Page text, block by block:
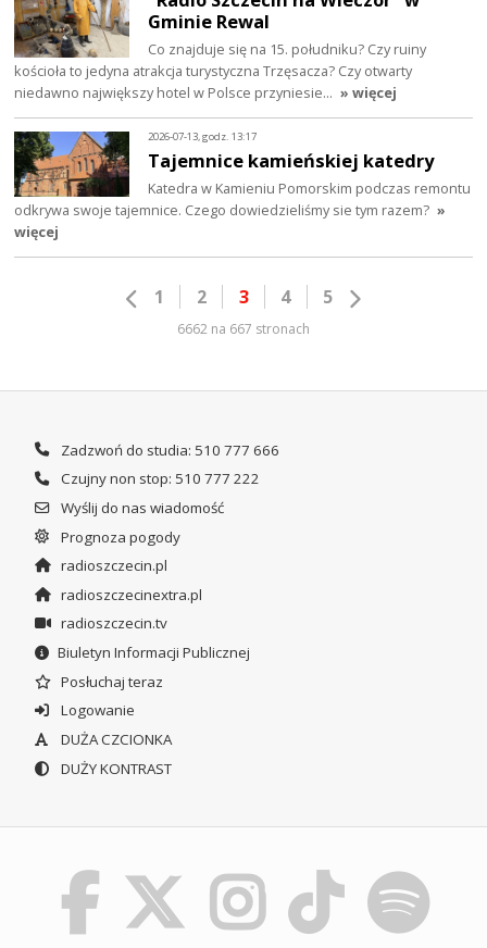
Gminie Rewal
Co znajduje się na 15. południku? Czy ruiny
kościoła to jedyna atrakcja turystyczna Trzęsacza? Czy otwarty
niedawno największy hotel w Polsce przyniesie… » więcej
2026-07-13, godz. 13:17
Tajemnice kamieńskiej katedry
Katedra w Kamieniu Pomorskim podczas remontu
odkrywa swoje tajemnice. Czego dowiedzieliśmy sie tym razem? »
więcej
1 2 3 4 5
6662 na 667 stronach
Zadzwoń do studia: 510 777 666
Czujny non stop: 510 777 222
Wyślij do nas wiadomość
Prognoza pogody
radioszczecin.pl
radioszczecinextra.pl
radioszczecin.tv
Biuletyn Informacji Publicznej
Posłuchaj teraz
Logowanie
DUŻA CZCIONKA
DUŻY KONTRAST